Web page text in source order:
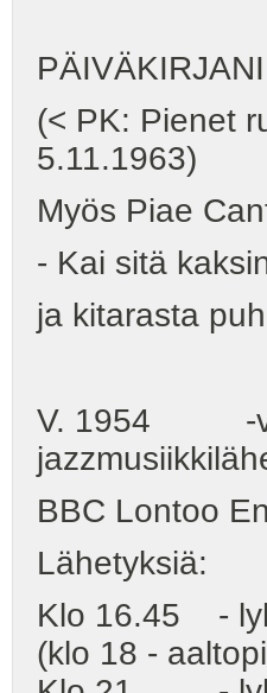
(< PK: Pienet
5.11.1963)
Myös Piae
- Kai sitä
ja kitarasta
V. 1954 -
BBC Lontoo
Lähetyksiä:
Klo 16.45 -
(klo 18 -